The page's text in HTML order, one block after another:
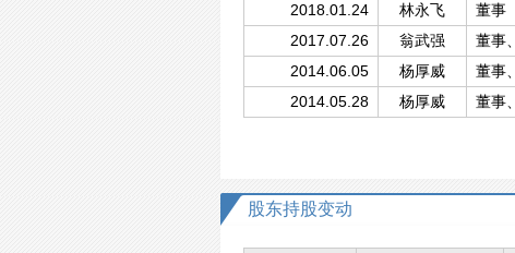
2018.01.24
林永飞 董事
2017.07.26
翁武强 董事
2014.06.05
杨厚威 董事
2014.05.28
杨厚威 董事
股东持股变动